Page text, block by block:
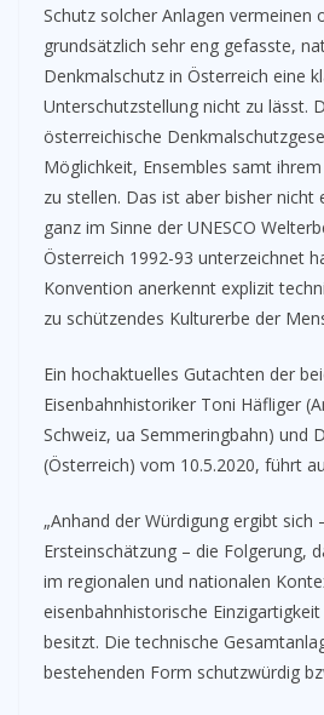
Schutz solcher Anlagen vermeinen
grundsätzlich sehr eng gefasste,
Denkmalschutz in Österreich eine
Unterschutzstellung nicht zu lässt.
österreichische
Möglichkeit, Ensembles samt
zu stellen. Das ist aber bisher
ganz im Sinne der UNESCO
Österreich 1992-93 unterzeichnet
Konvention anerkennt explizit
zu schützendes Kulturerbe der
Ein hochaktuelles Gutachten der
Eisenbahnhistoriker Toni Häfliger
Schweiz, ua Semmeringbahn) und
(Österreich) vom 10.5.2020, führt
„Anhand der Würdigung ergibt sich
Ersteinschätzung – die Folgerung,
im regionalen und nationalen
eisenbahnhistorische
besitzt. Die technische
bestehenden Form schutzwürdig